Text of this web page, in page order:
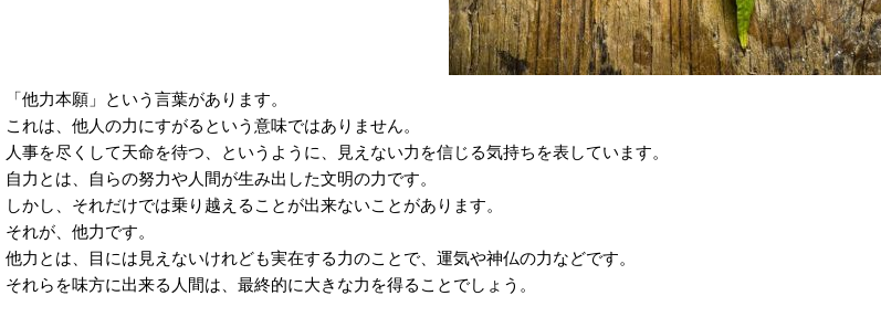
「他力本願」という言葉があります。
これは、他人の力にすがるという意味ではありません。
人事を尽くして天命を待つ、というように、見えない力を信じる気持ちを表しています。
自力とは、自らの努力や人間が生み出した文明の力です。
しかし、それだけでは乗り越えることが出来ないことがあります。
それが、他力です。
他力とは、目には見えないけれども実在する力のことで、運気や神仏の力などです。
それらを味方に出来る人間は、最終的に大きな力を得ることでしょう。